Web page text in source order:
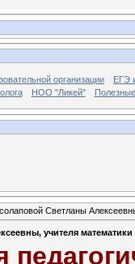
организации
ЕГЭ
НОО "Ликей"
Светланы
учителя математики